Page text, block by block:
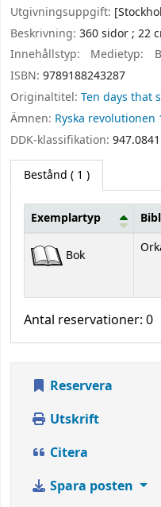
Utgivningsuppgift:
Beskrivning: 360 sidor ; 22
Innehållstyp:
Medietyp:
ISBN: 9789188243287
Originaltitel: Ten days that
Ämnen: Ryska revolutionen
DDK-klassifikation:
Bestånd ( 1 )
Bestånd
Exemplartyp
Bok
Antal reservationer: 0
Reservera
Utskrift
Citera
Spara posten